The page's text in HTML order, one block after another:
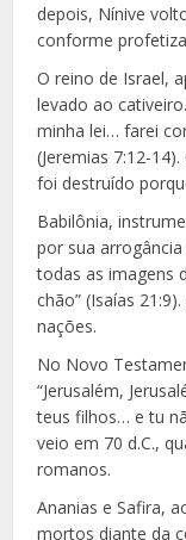
depois, Nínive
conforme
O reino de Israel,
levado ao
minha lei… farei
(Jeremias 7:12-
foi destruído
Babilônia,
por sua arrogância
todas as imagens
chão” (Isaías
nações.
No Novo
“Jerusalém,
teus filhos… e tu
veio em 70 d.C.,
romanos.
Ananias e Safira,
mortos diante da